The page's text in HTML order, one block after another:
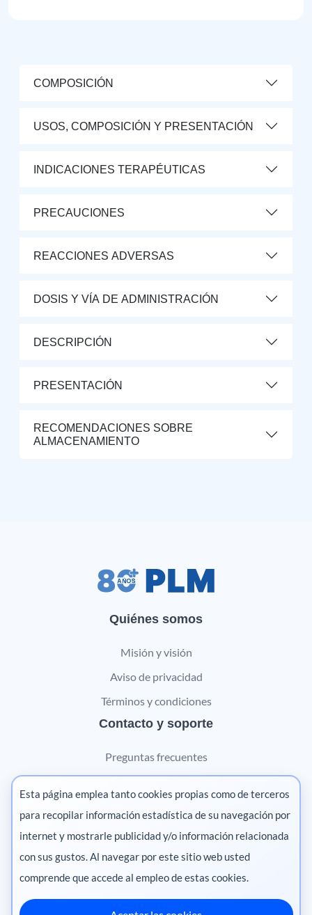
COMPOSICIÓN
USOS, COMPOSICIÓN Y PRESENTACIÓN
INDICACIONES TERAPÉUTICAS
PRECAUCIONES
REACCIONES ADVERSAS
DOSIS Y VÍA DE ADMINISTRACIÓN
DESCRIPCIÓN
PRESENTACIÓN
RECOMENDACIONES SOBRE
ALMACENAMIENTO
Quiénes somos
Misión y visión
Aviso de privacidad
Términos y condiciones
Contacto y soporte
Preguntas frecuentes
Contáctanos
Marketing digital
Pharma
Esta página emplea tanto cookies propias como de terceros
para recopilar información estadística de su navegación por
internet y mostrarle publicidad y/o información relacionada
con sus gustos. Al navegar por este sitio web usted
comprende que accede al empleo de estas cookies.